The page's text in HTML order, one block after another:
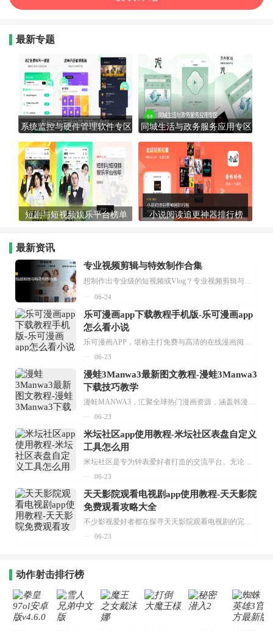
最新专题
系统监控与硬件管理软件专区 同城生活与政务服务应用专区
短剧与短视频娱乐平台榜单 小说阅读追更神器排行榜
最新资讯
专业视频剪辑与特效制作合集
想制作出专业级的短视频或Vlog？专业视频剪辑与特效制作大全专题为你提供了从剪辑、抠像到特效包装的全套解决方案。无论是添加炫酷的片头、进行精准的视频抠图，还是制...
06-24
乐可漫画app下载教程手机版-乐可漫画app
怎么看小说
乐可漫画APP，堪称主打免费与高清的在线漫画阅读神器。其官方版提供海量完整版漫画资源，无论是国内漫画，还是日漫、韩漫、台漫、美漫等国外漫画，应有尽有，随时供你阅读。只需轻点一下，便能直接进入阅读界面。不仅如此，乐可漫画最新版本更新速度极快，在这里，你总能抢先看到全网一手漫画章节内容！...
06-23
漫蛙3Manwa3最新图文教程-漫蛙3Manwa3
下载技巧教学
漫蛙MANWA3，汇聚全球热门漫画资源，涵盖韩漫、欧美漫画、国漫等多种类型，题材丰富多样，全方位满足用户阅读喜好。它不仅是阅读平台，更是创作平台，为广大用户打造零门槛创作环境。...
06-23
米坛社区app使用教程-米坛社区表盘自定义
工具怎么用
米坛社区是专为钟表爱好者打造的交流平台。无论你是初涉钟表领域的普通爱好者，还是拥有多年收藏经验的资深玩家，都能在此找到属于自己的天地。 无需注册，就能轻松参与其中。通过专业的讨论论坛与丰富的交互功能，你可与世界各地的钟表爱好者畅快交流。若你钟情于钟表，米坛社区无疑是值得一试的理想之选。在这里，你能获取最新的手表资讯，交流见解，提升鉴赏品味，让每一块手表都成为收藏故事中重要的一部分。感兴趣的朋友，不要错过下载机会。...
06-23
天天影院观看电视剧app使用教程-天天影院
免费观看攻略大全
不少影视爱好者都在探寻天天影院观看电视剧的完整方法，结合最新平台使用规则，本篇新手入门攻略全面讲解观看渠道、检索流程、播放设置以及画面模式调整等实用内容。全文适配手机、电脑等主流设备，步骤简洁易懂，无论是初次使用的新手，还是想要优化观影体验的用户，都能参照内容快速上手，熟练掌握平台各项操作技巧，轻松畅享影视内容。...
06-23
动作射击排行榜